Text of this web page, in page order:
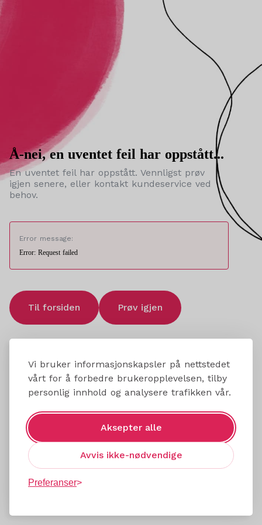
Vi bruker informasjonskapsler på nettstedet
vårt for å forbedre brukeropplevelsen, tilby
personlig innhold og analysere trafikken vår.
Aksepter alle
Avvis ikke-nødvendige
Preferanser
Å-nei, en uventet feil har oppstått...
En uventet feil har oppstått. Vennligst prøv
igjen senere, eller kontakt kundeservice ved
behov.
Error message:
Error: Request failed
Til forsiden Prøv igjen